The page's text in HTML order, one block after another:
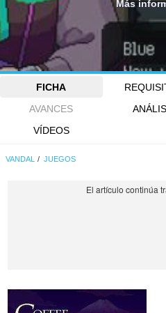
Más
FICHA
AVANCES
VÍDEOS
VANDAL JUEGOS